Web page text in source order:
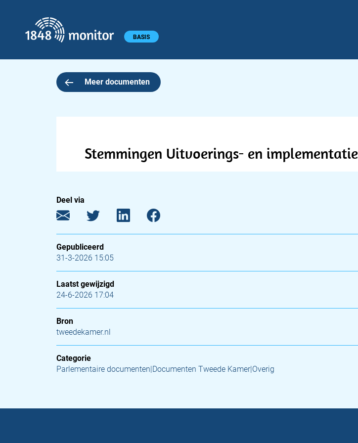
Hoofdmenu BASIS
Meer documenten
Stemmingen Uitvoerings- en
Deel via
Gepubliceerd
31-3-2026 15:05
Laatst gewijzigd
24-6-2026 17:04
Bron
tweedekamer.nl
Categorie
Parlementaire documenten|Documenten Tweede Kamer|Overig